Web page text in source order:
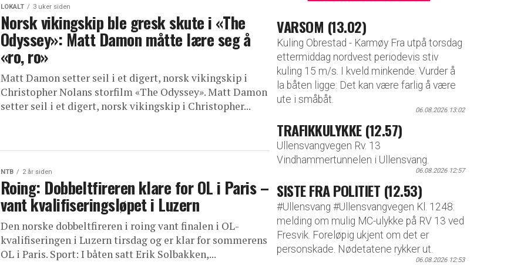
LOKALT 3 uker siden
Norsk vikingskip ble gresk skute i «The
Odyssey»: Matt Damon måtte lære seg å
«ro, ro»
Matt Damon setter seil i et digert, norsk vikingskip i
Christopher Nolans storfilm «The Odyssey». Matt Damon
setter seil i et digert, norsk vikingskip i Christopher...
NTB 2 år siden
Roing: Dobbeltfireren klare for OL i Paris –
vant kvalifiseringsløpet i Luzern
Den norske dobbeltfireren i roing vant finalen i OL-
kvalifiseringen i Luzern tirsdag og er klar for sommerens
OL i Paris. Sport: I båten satt Erik Solbakken,...
VARSOM (13.02)
Kuling Obrestad - Karmøy Fra utpå torsdag
ettermiddag nordvest periodevis stiv
kuling 15 m/s. I kveld minkende. Vurder å
la båten ligge: Det kan være farlig å være
ute i småbåt.
06.08.2026 13:02
TRAFIKKULYKKE (12.57)
Ullensvangvegen Rv. 13
Vindhammertunnelen i Ullensvang.
06.08.2026 12:57
SISTE FRA POLITIET (12.53)
#Ullensvang #Ullensvangvegen Kl. 1248:
melding om mulig MC-ulykke på RV 13 ved
Fresvik. Foreløpig ukjent om det er
personskade. Nødetatene rykker ut.
06.08.2026 12:53